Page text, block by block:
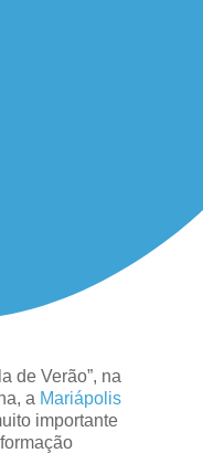
de Verão”, na
a Mariápolis
importante